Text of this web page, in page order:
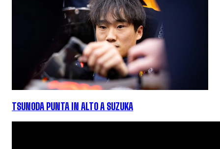
TSUNODA PUNTA IN ALTO A SUZUKA